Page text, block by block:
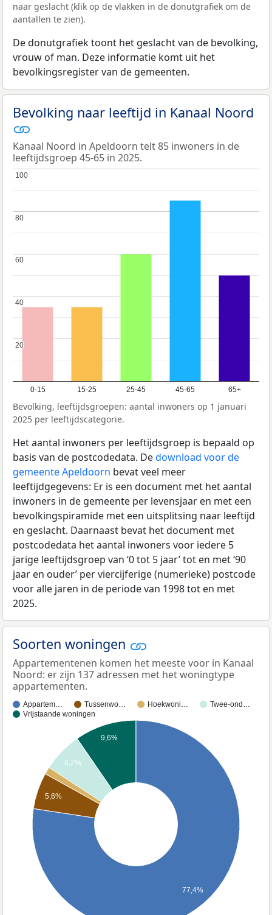
naar geslacht (klik op de vlakken in de donutgrafiek om de
aantallen te zien).
De donutgrafiek toont het geslacht van de bevolking,
vrouw of man. Deze informatie komt uit het
bevolkingsregister van de gemeenten.
Bevolking naar leeftijd in Kanaal Noord
Kanaal Noord in Apeldoorn telt 85 inwoners in de
leeftijdsgroep 45-65 in 2025.
0-15 15-25 25-45 45-65 65+
20
20
40
40
60
60
80
80
100
100
Bevolking, leeftijdsgroepen: aantal inwoners op 1 januari
2025 per leeftijdscategorie.
Het aantal inwoners per leeftijdsgroep is bepaald op
basis van de postcodedata. Dedownload voor de
gemeente Apeldoorn bevat veel meer
leeftijdgegevens: Er is een document met het aantal
inwoners in de gemeente per levensjaar en met een
bevolkingspiramide met een uitsplitsing naar leeftijd
en geslacht. Daarnaast bevat het document met
postcodedata het aantal inwoners voor iedere 5
jarige leeftijdsgroep van ‘0 tot 5 jaar’ tot en met ‘90
jaar en ouder’ per viercijferige (numerieke) postcode
voor alle jaren in de periode van 1998 tot en met
2025.
Soorten woningen
Appartementenen komen het meeste voor in Kanaal
Noord: er zijn 137 adressen met het woningtype
appartementen.
Appartem… Tussenwo… Hoekwoni…
Twee-ond…
Vrijstaande woningen
9,6%
6,2%
5,6%
77,4%